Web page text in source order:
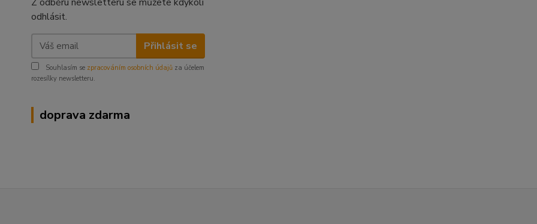
odhlásit.
Přihlásit se
Souhlasím se zpracováním osobních údajů za účelem
rozesílky newsletteru.
doprava zdarma